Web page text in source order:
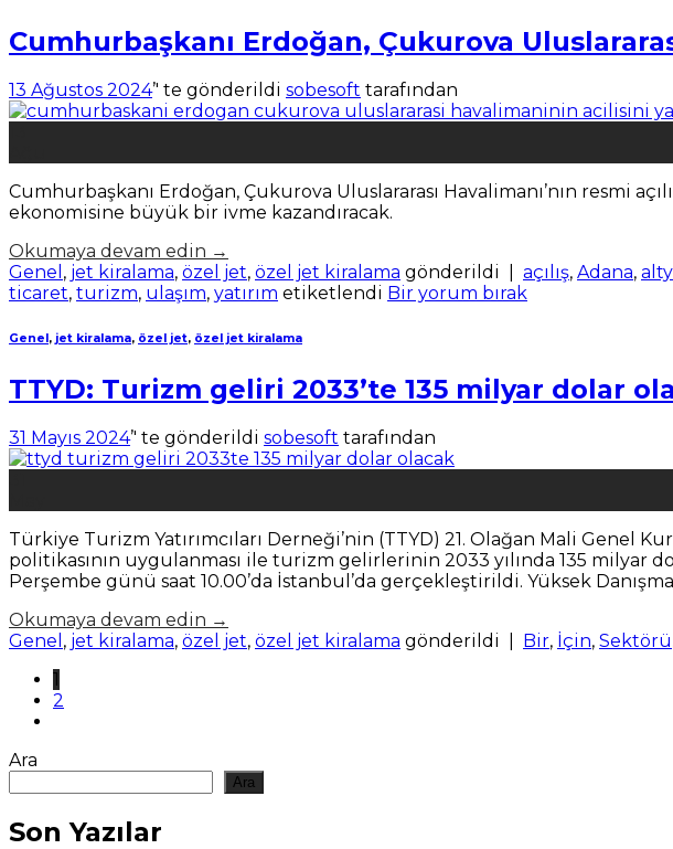
Cumhurbaşkanı Erdoğan, Çukurova Uluslararası
13 Ağustos 2024’' te gönderildi sobesoft tarafından
Cumhurbaşkanı Erdoğan, Çukurova Uluslararası Havalimanı’nın resmi
ekonomisine büyük bir ivme kazandıracak.
Okumaya devam edin →
Genel , jet kiralama, özel jet, özel jet kiralama gönderildi açılış, Adana,
ticaret, turizm, ulaşım, yatırım etiketlendi Bir yorum bırak
Genel, jet kiralama, özel jet, özel jet kiralama
TTYD: Turizm geliri 2033’te 135 milyar dolar
31 Mayıs 2024’' te gönderildi sobesoft tarafından
Türkiye Turizm Yatırımcıları Derneği’nin (TTYD) 21. Olağan Mali Genel
politikasının uygulanması ile turizm gelirlerinin 2033 yılında 135 milyar
Perşembe günü saat 10.00’da İstanbul’da gerçekleştirildi. Yüksek
Okumaya devam edin →
Genel , jet kiralama, özel jet, özel jet kiralama gönderildi Bir, İçin, Sektörü
1
2
Ara
Ara
Son Yazılar